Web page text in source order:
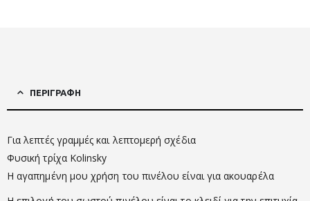
ΠΕΡΙΓΡΑΦΉ
Για λεπτές γραμμές και λεπτομερή σχέδια
Φυσική τρίχα Kolinsky
Η αγαπημένη μου χρήση του πινέλου είναι για ακουαρέλα